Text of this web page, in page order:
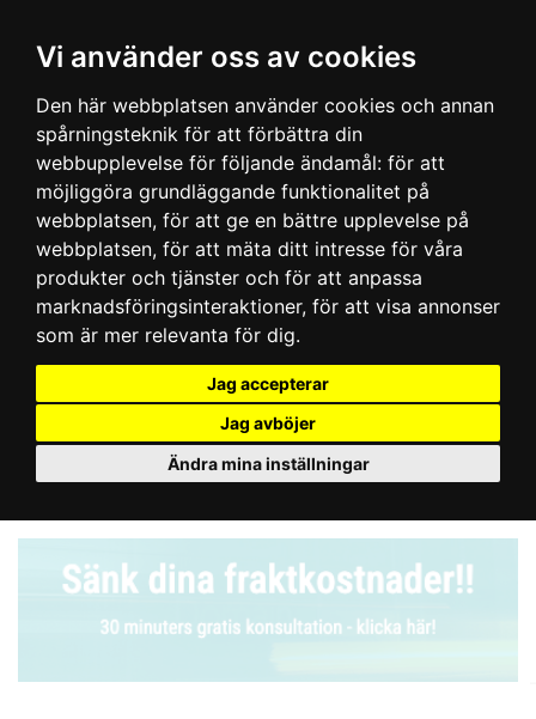
Vi använder oss av cookies
Den här webbplatsen använder cookies och annan
spårningsteknik för att förbättra din
webbupplevelse för följande ändamål: för att
möjliggöra grundläggande funktionalitet på
webbplatsen, för att ge en bättre upplevelse på
webbplatsen, för att mäta ditt intresse för våra
produkter och tjänster och för att anpassa
marknadsföringsinteraktioner, för att visa annonser
som är mer relevanta för dig.
Jag accepterar
Jag avböjer
Ändra mina inställningar